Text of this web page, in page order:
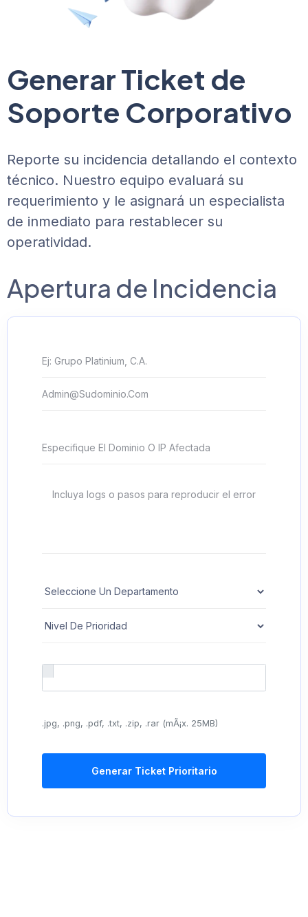
Generar Ticket de
Soporte Corporativo
Reporte su incidencia detallando el contexto
técnico. Nuestro equipo evaluará su
requerimiento y le asignará un especialista
de inmediato para restablecer su
operatividad.
Apertura de Incidencia
.jpg, .png, .pdf, .txt, .zip, .rar (mÃ¡x. 25MB)
Generar Ticket Prioritario